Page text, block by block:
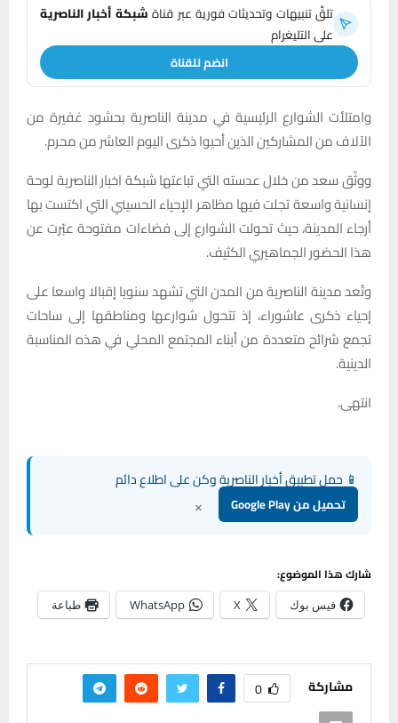
تلقَّ تنبيهات وتحديثات فورية عبر قناةشبكة أخبار الناصرية
على التليغرام
انضم للقناة
وامتلأت الشوارع الرئيسية في مدينة الناصرية بحشود غفيرة من
الآلاف من المشاركين الذين أحيوا ذكرى اليوم العاشر من محرم.
ووثّق سعد من خلال عدسته التي تباعتها شبكة اخبار الناصرية لوحة
إنسانية واسعة تجلت فيها مظاهر الإحياء الحسيني التي اكتست بها
أرجاء المدينة، حيث تحولت الشوارع إلى فضاءات مفتوحة عبّرت عن
هذا الحضور الجماهيري الكثيف.
وتُعد مدينة الناصرية من المدن التي تشهد سنويا إقبالا واسعا على
إحياء ذكرى عاشوراء، إذ تتحول شوارعها ومناطقها إلى ساحات
تجمع شرائح متعددة من أبناء المجتمع المحلي في هذه المناسبة
الدينية.
انتهى.
📱 حمل تطبيق أخبار الناصرية وكن على اطلاع دائم
تحميل من Google Play ×
شارك هذا الموضوع:
فيس بوك X
WhatsApp طباعة
مشاركة 0